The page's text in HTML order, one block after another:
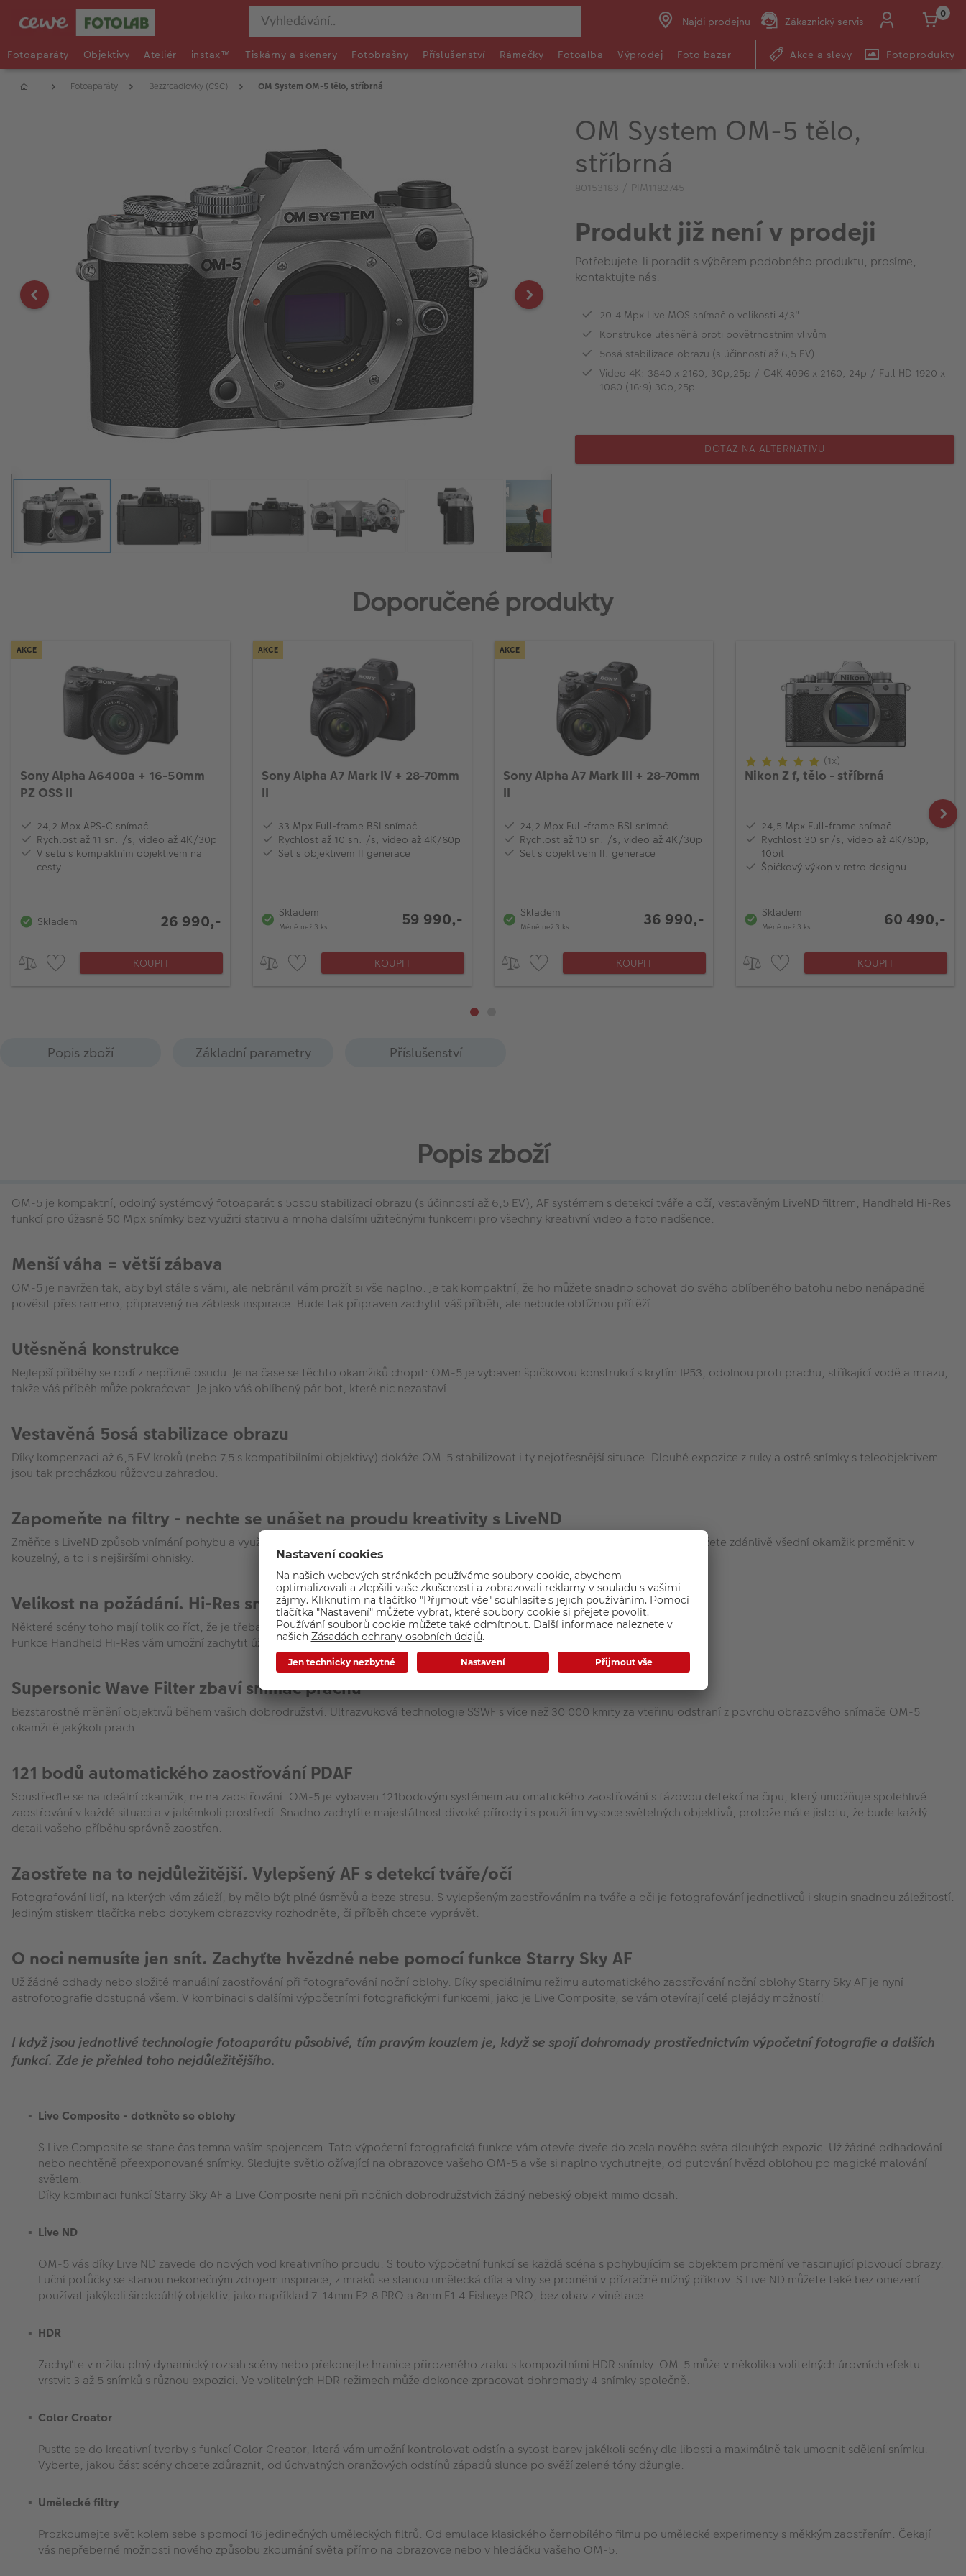
Najdi prodejnu Zákaznický servis
0
Fotoaparáty Objektivy Ateliér instax™ Tiskárny a skenery Fotobrašny Příslušenství Rámečky Fotoalba Výprodej Foto bazar Akce a slevy Fotoprodukty
Fotoaparáty Bezzrcadlovky (CSC) OM System OM-5 tělo, stříbrná
OM System OM-5 tělo,
stříbrná
80153183 / PIM1182745
Produkt již není v prodeji
Potřebujete-li poradit s výběrem podobného produktu, prosíme,
kontaktujte nás.
20.4 Mpx Live MOS snímač o velikosti 4/3"
Konstrukce utěsněná proti povětrnostním vlivům
5osá stabilizace obrazu (s účinností až 6,5 EV)
Video 4K: 3840 x 2160, 30p,25p / C4K 4096 x 2160, 24p / Full HD 1920 x
1080 (16:9) 30p,25p
DOTAZ NA ALTERNATIVU
Doporučené produkty
AKCE
Sony Alpha A6400a + 16-50mm
PZ OSS II
24,2 Mpx APS-C snímač
Rychlost až 11 sn. /s, video až 4K/30p
V setu s kompaktním objektivem na
cesty
Skladem 26 990,-
KOUPIT
AKCE
Sony Alpha A7 Mark IV + 28-70mm
II
33 Mpx Full-frame BSI snímač
Rychlost až 10 sn. /s, video až 4K/60p
Set s objektivem II generace
Skladem
Méně než 3 ks 59 990,-
KOUPIT
AKCE
Sony Alpha A7 Mark III + 28-70mm
II
24,2 Mpx Full-frame BSI snímač
Rychlost až 10 sn. /s, video až 4K/30p
Set s objektivem II. generace
Skladem
Méně než 3 ks 36 990,-
KOUPIT
(1x)
Nikon Z f, tělo - stříbrná
24,5 Mpx Full-frame snímač
Rychlost 30 sn/s, video až 4K/60p,
10bit
Špičkový výkon v retro designu
Skladem
Méně než 3 ks 60 490,-
KOUPIT
Popis zboží Základní parametry Příslušenství
Popis zboží
OM-5 je kompaktní, odolný systémový fotoaparát s 5osou stabilizací obrazu (s účinností až 6,5 EV), AF systémem s detekcí tváře a očí, vestavěným LiveND filtrem, Handheld Hi-Res
funkcí pro úžasné 50 Mpx snímky bez využití stativu a mnoha dalšími užitečnými funkcemi pro všechny kreativní video a foto nadšence.
Menší váha = větší zábava
OM-5 je navržen tak, aby byl stále s vámi, ale nebránil vám prožít si vše naplno. Je tak kompaktní, že ho můžete snadno schovat do svého oblíbeného batohu nebo nenápadně
pověsit přes rameno, připravený na záblesk inspirace. Bude tak připraven zachytit váš příběh, ale nebude obtížnou přítěží.
Utěsněná konstrukce
Nejlepší příběhy se rodí z nepřízně osudu. Je na čase se těchto okamžiků chopit: OM-5 je vybaven špičkovou konstrukcí s krytím IP53, odolnou proti prachu, stříkající vodě a mrazu,
takže váš příběh může pokračovat. Je jako váš oblíbený pár bot, které nic nezastaví.
Vestavěná 5osá stabilizace obrazu
Díky kompenzaci až 6,5 EV kroků (nebo 7,5 s kompatibilními objektivy) dokáže OM-5 stabilizovat i ty nejotřesnější situace. Dlouhé expozice z ruky a ostré snímky s teleobjektivem
jsou tak procházkou růžovou zahradou.
Zapomeňte na filtry - nechte se unášet na proudu kreativity s LiveND
Změňte s LiveND způsob vnímání pohybu a využijte jeho potenciál na maximum. Díky až čtyřem expozičním krokům efektu (ND16) můžete zdánlivě všední okamžik proměnit v
kouzelný, a to i s nejširšími ohnisky.
Velikost na požádání. Hi-Res snímky z ruky
Některé scény toho mají tolik co říct, že je třeba se do nich pustit ve velkém. S OM-5 pořídíte velké snímky bez nutnosti velké výbavy.
Funkce Handheld Hi-Res vám umožní zachytit úžasné 50MP snímky bez nutnosti vláčet se s těžkým fotoaparátem a stativem.
Supersonic Wave Filter zbaví snímač prachu
Bezstarostné měnění objektivů během vašich dobrodružství. Ultrazvuková technologie SSWF s více než 30 000 kmity za vteřinu odstraní z povrchu obrazového snímače OM-5
okamžitě jakýkoli prach.
121 bodů automatického zaostřování PDAF
Soustřeďte se na ideální okamžik, ne na zaostřování. OM-5 je vybaven 121bodovým systémem automatického zaostřování s fázovou detekcí na čipu, který umožňuje spolehlivé
zaostřování v každé situaci a v jakémkoli prostředí. Snadno zachytíte majestátnost divoké přírody i s použitím vysoce světelných objektivů, protože máte jistotu, že bude každý
detail vašeho příběhu správně zaostřen.
Zaostřete na to nejdůležitější. Vylepšený AF s detekcí tváře/očí
Fotografování lidí, na kterých vám záleží, by mělo být plné úsměvů a beze stresu. S vylepšeným zaostřováním na tváře a oči je fotografování jednotlivců i skupin snadnou záležitostí.
Jediným stiskem tlačítka nebo dotykem obrazovky rozhodněte, čí příběh chcete vyprávět.
O noci nemusíte jen snít. Zachyťte hvězdné nebe pomocí funkce Starry Sky AF
Už žádné odhady nebo složité manuální zaostřování při fotografování noční oblohy. Díky speciálnímu režimu automatického zaostřování noční oblohy Starry Sky AF je nyní
astrofotografie dostupná všem. V kombinaci s dalšími výpočetními fotografickými funkcemi, jako je Live Composite, se vám otevírají celé plejády možností!
I když jsou jednotlivé technologie fotoaparátu působivé, tím pravým kouzlem je, když se spojí dohromady prostřednictvím výpočetní fotografie a dalších
funkcí. Zde je přehled toho nejdůležitějšího.
Live Composite - dotkněte se oblohy
S Live Composite se stane čas temna vaším spojencem. Tato výpočetní fotografická funkce vám otevře dveře do zcela nového světa dlouhých expozic. Už žádné odhadování
nebo nechtěně přeexponované snímky. Sledujte světlo ožívající na obrazovce vašeho OM-5 a vše si naplno vychutnejte, od putování hvězd oblohou po magické malování
světlem.
Díky kombinaci funkcí Starry Sky AF a Live Composite není při nočních dobrodružstvích žádný nebeský objekt mimo dosah.
Live ND
OM-5 vás díky Live ND zavede do nových vod kreativního proudu. S touto výpočetní funkcí se každá scéna s pohybujícím se objektem promění ve fascinující plovoucí obrazy.
Luční potůčky se stanou nekonečným zdrojem inspirace, z mraků se stanou umělecká díla a vlny se promění v přízračně mlžný příkrov. S Live ND můžete také bez omezení
používat jakýkoli širokoúhlý objektiv, jako například 7-14mm F2.8 PRO a 8mm F1.4 Fisheye PRO, bez obav z vinětace.
HDR
Zachyťte v mžiku plný dynamický rozsah scény nebo překonejte hranice přirozeného zraku s kompozitními HDR snímky. OM-5 může v několika volitelných úrovních efektu
vrstvit 3 až 5 snímků s různou expozici. Ve volitelných HDR režimech může dokonce zpracovat dohromady 4 snímky společně.
Color Creator
Pusťte se do kreativní tvorby s funkcí Color Creator, která vám umožní kontrolovat odstín a sytost barev jakékoli scény dle libosti a maximálně tak umocnit sdělení snímku.
Vyberte, jakou část scény chcete zdůraznit, od úchvatných oranžových odstínů západů slunce po svěží zelené tóny džungle.
Umělecké filtry
Prozkoumejte svět kolem sebe s pomocí 16 jedinečných uměleckých filtrů. Od emulace klasického černobílého filmu po umělecké experimenty s měkkým zaostřením. Čekají
vás nepřeberné možnosti nového způsobu zkoumání světa přímo na obrazovce nebo v hledáčku vašeho OM-5.